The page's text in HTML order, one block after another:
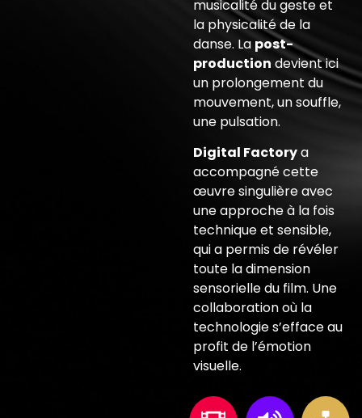
musicalité du geste et
la physicalité de la
danse. La post-
production devient ici
un prolongement du
mouvement, un souffle,
une pulsation.
Digital Factorya
accompagné cette
œuvre singulière avec
une approche à la fois
technique et sensible,
qui a permis de révéler
toute la dimension
sensorielle du film. Une
collaboration où la
technologie s’efface au
profit de l’émotion
visuelle.